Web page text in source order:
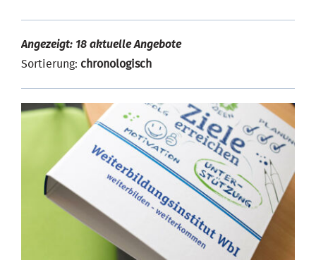
Angezeigt: 18 aktuelle Angebote
Sortierung: chronologisch